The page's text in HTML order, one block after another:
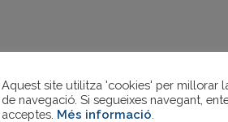
Aquest site utilitza 'cookies' per millorar
de navegació. Si segueixes navegant,
acceptes. Més informació